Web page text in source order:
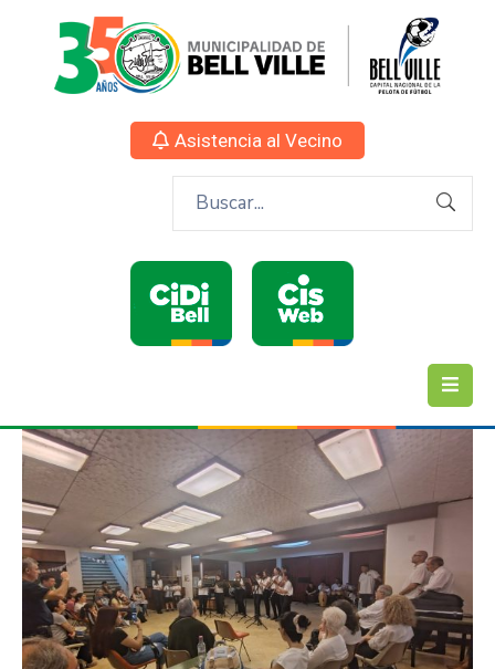
Asistencia al Vecino